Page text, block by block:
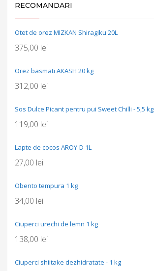
RECOMANDARI
Otet de orez MIZKAN Shiragiku 20L
375,00 lei
Orez basmati AKASH 20 kg
312,00 lei
Sos Dulce Picant pentru pui Sweet Chilli - 5,5 kg
119,00 lei
Lapte de cocos AROY-D 1L
27,00 lei
Obento tempura 1 kg
34,00 lei
Ciuperci urechi de lemn 1 kg
138,00 lei
Ciuperci shiitake dezhidratate - 1 kg